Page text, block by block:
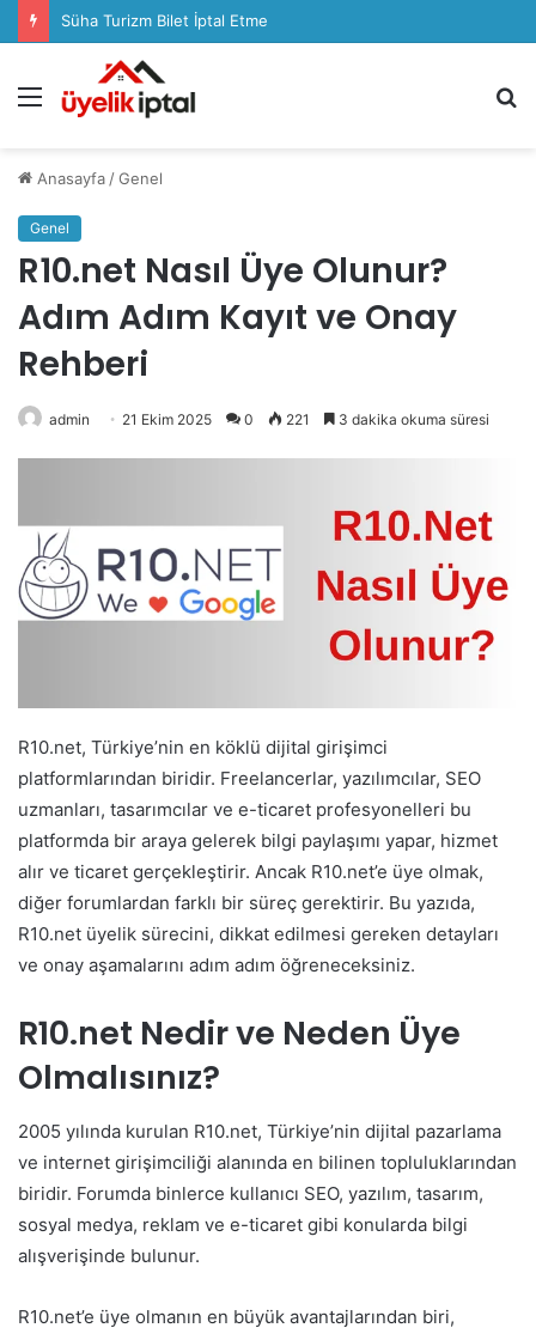
Sözcü Plus Üyelik İptali Nasıl Yapılır
Menü
Anasayfa /Genel
Genel
R10.net Nasıl Üye Olunur?
Adım Adım Kayıt ve Onay
Rehberi
admin 21 Ekim 2025 0 221 3 dakika okuma süresi
R10.net, Türkiye’nin en köklü dijital girişimci
platformlarından biridir. Freelancerlar, yazılımcılar, SEO
uzmanları, tasarımcılar ve e-ticaret profesyonelleri bu
platformda bir araya gelerek bilgi paylaşımı yapar, hizmet
alır ve ticaret gerçekleştirir. Ancak R10.net’e üye olmak,
diğer forumlardan farklı bir süreç gerektirir. Bu yazıda,
R10.net üyelik sürecini, dikkat edilmesi gereken detayları
ve onay aşamalarını adım adım öğreneceksiniz.
R10.net Nedir ve Neden Üye
Olmalısınız?
2005 yılında kurulan R10.net, Türkiye’nin dijital pazarlama
ve internet girişimciliği alanında en bilinen topluluklarından
biridir. Forumda binlerce kullanıcı SEO, yazılım, tasarım,
sosyal medya, reklam ve e-ticaret gibi konularda bilgi
alışverişinde bulunur.
R10.net’e üye olmanın en büyük avantajlarından biri,